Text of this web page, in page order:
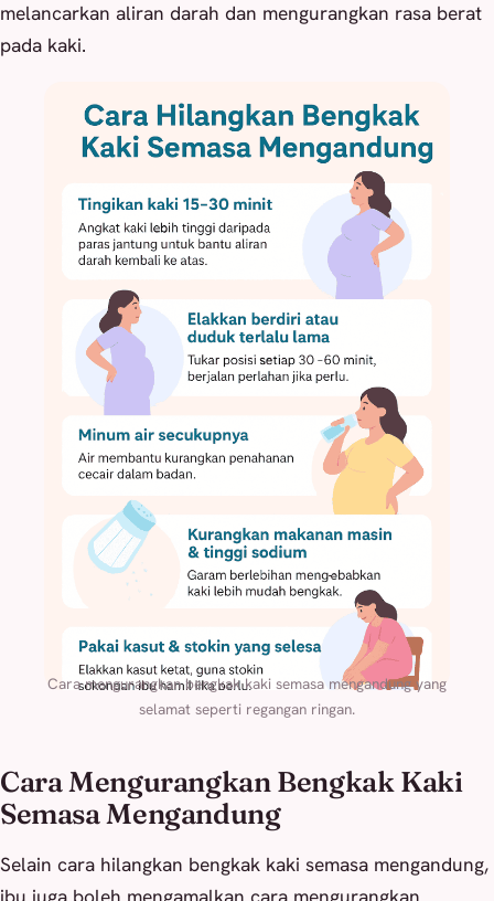
melancarkan aliran darah dan mengurangkan rasa berat
pada kaki.
Cara mengurangkan bengkak kaki semasa mengandung yang
selamat seperti regangan ringan.
Cara Mengurangkan Bengkak Kaki
Semasa Mengandung
Selain cara hilangkan bengkak kaki semasa mengandung,